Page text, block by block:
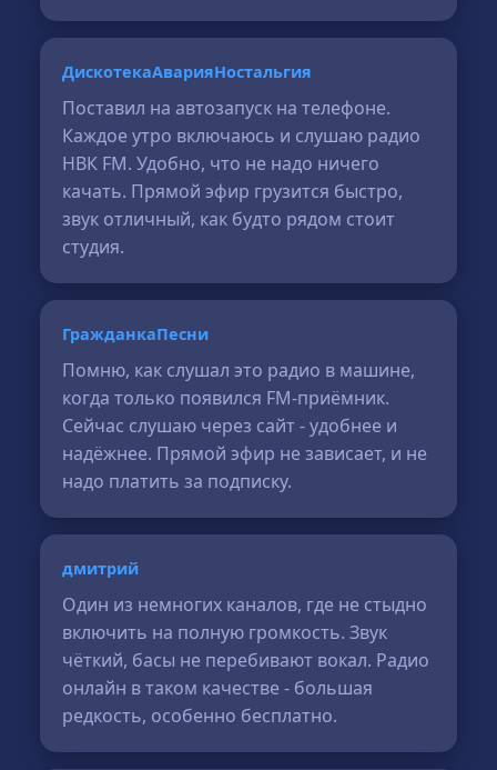
ДискотекаАварияНостальгия
Поставил на автозапуск на телефоне.
Каждое утро включаюсь и слушаю радио
НВК FM. Удобно, что не надо ничего
качать. Прямой эфир грузится быстро,
звук отличный, как будто рядом стоит
студия.
ГражданкаПесни
Помню, как слушал это радио в машине,
когда только появился FM-приёмник.
Сейчас слушаю через сайт - удобнее и
надёжнее. Прямой эфир не зависает, и не
надо платить за подписку.
дмитрий
Один из немногих каналов, где не стыдно
включить на полную громкость. Звук
чёткий, басы не перебивают вокал. Радио
онлайн в таком качестве - большая
редкость, особенно бесплатно.